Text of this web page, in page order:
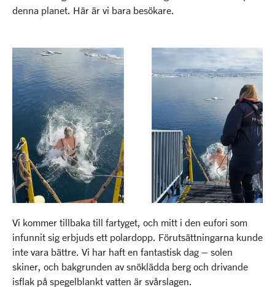
denna planet. Här är vi bara besökare.
Vi kommer tillbaka till fartyget, och mitt i den eufori som
infunnit sig erbjuds ett polardopp. Förutsättningarna kunde
inte vara bättre. Vi har haft en fantastisk dag – solen
skiner, och bakgrunden av snöklädda berg och drivande
isflak på spegelblankt vatten är svårslagen.